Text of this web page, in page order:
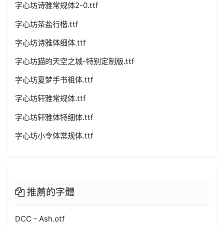
字心坊诗雅常规体2-0.ttf
字心坊茶盐行楷.ttf
字心坊诗雅体细体.ttf
字心坊猫的天空之城-特别定制版.ttf
字心坊夏梦手书粗体.ttf
字心坊轩雅常规体.ttf
字心坊轩雅体特细体.ttf
字心坊小令体常规体.ttf
推薦的字體
DCC - Ash.otf